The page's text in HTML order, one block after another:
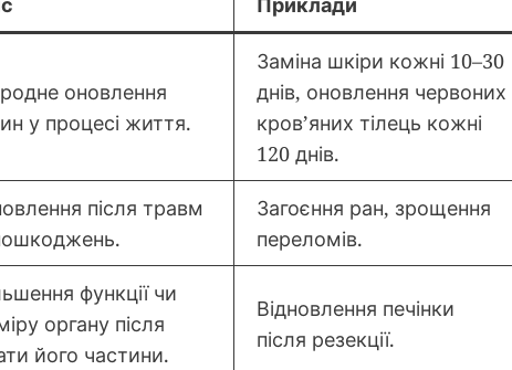
оновлення
у процесі життя.
Заміна шкіри кожні 10–30
днів, оновлення червоних
кров’яних тілець кожні
120 днів.
після травм
Загоєння ран, зрощення
переломів.
функції чи
органу після
його частини.
Відновлення печінки
після резекції.